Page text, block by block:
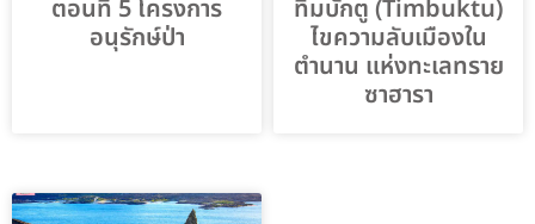
ตอนที่ 5 โครงการ
อนุรักษ์ป่า
ทิมบักตู (Timbuktu)
ไขความลับเมืองใน
ตำนาน แห่งทะเลทราย
ซาฮารา